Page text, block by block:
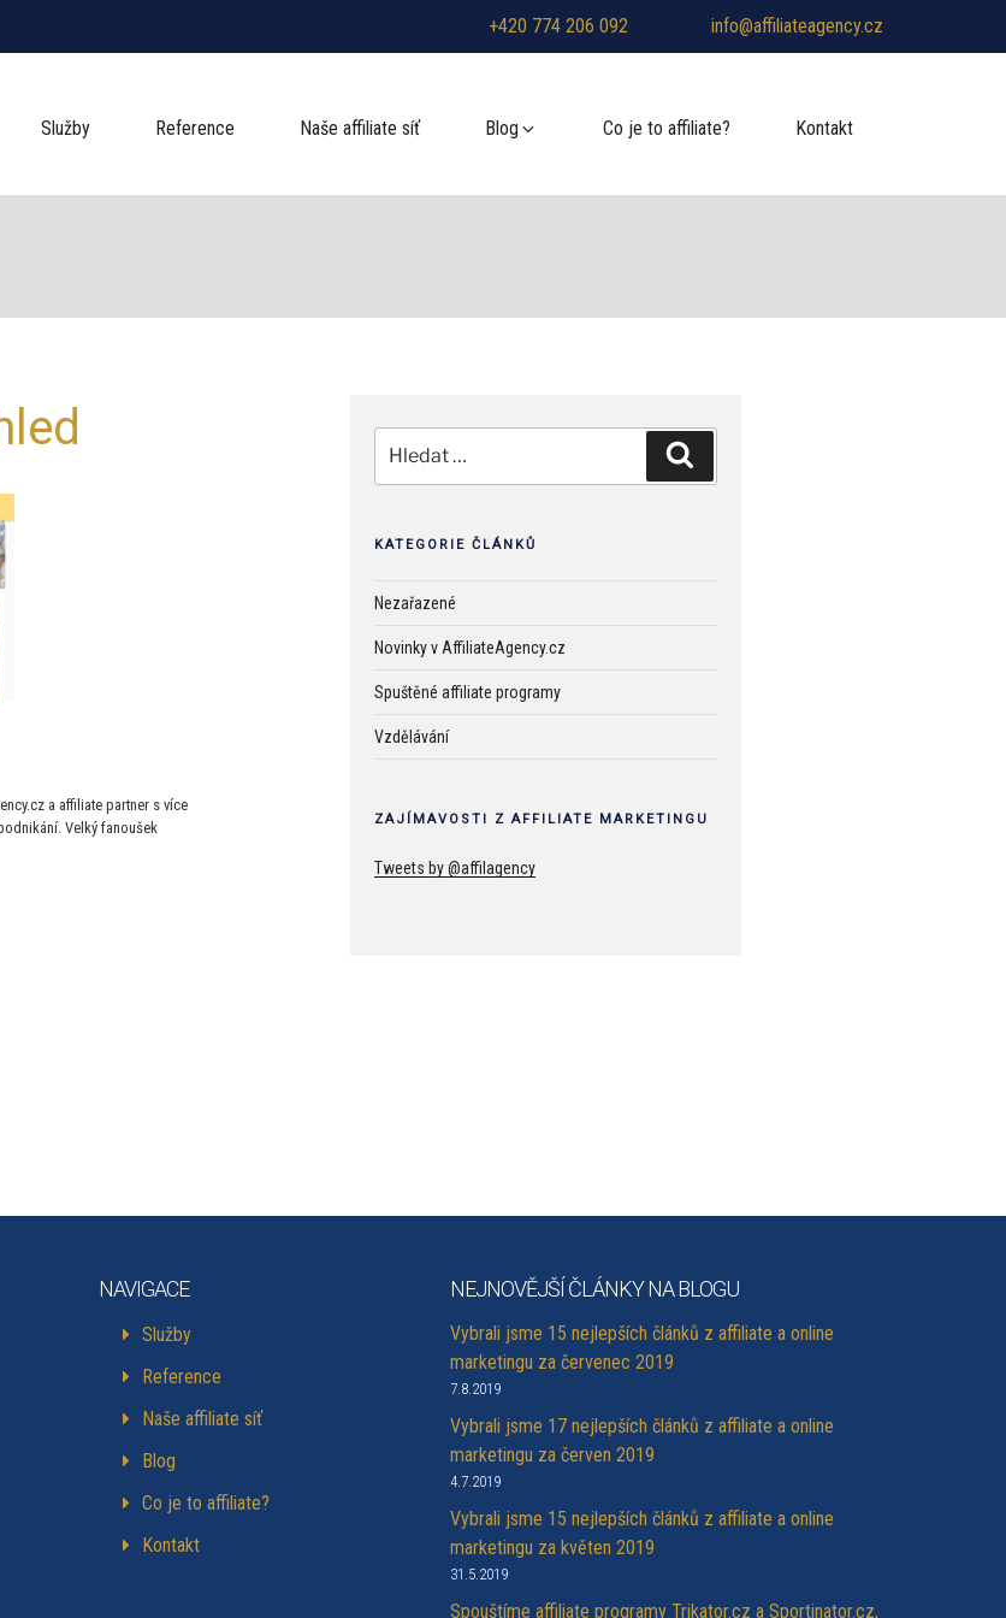
+420 774 206 092 info@affiliateagency.cz
Služby Reference Naše affiliate síť Blog Co je to affiliate? Kontakt
a affiliate partner s více
Velký fanoušek
KATEGORIE ČLÁNKŮ
Nezařazené
Novinky v AffiliateAgency.cz
Spuštěné affiliate programy
Vzdělávání
ZAJÍMAVOSTI Z AFFILIATE MARKETINGU
Tweets by @affilagency
NAVIGACE
Služby
Reference
Naše affiliate síť
Blog
Co je to affiliate?
Kontakt
NEJNOVĚJŠÍ ČLÁNKY NA BLOGU
Vybrali jsme 15 nejlepších článků z affiliate a online
marketingu za červenec 2019
7.8.2019
Vybrali jsme 17 nejlepších článků z affiliate a online
marketingu za červen 2019
4.7.2019
Vybrali jsme 15 nejlepších článků z affiliate a online
marketingu za květen 2019
31.5.2019
Spouštíme affiliate programy Trikator.cz a Sportinator.cz,